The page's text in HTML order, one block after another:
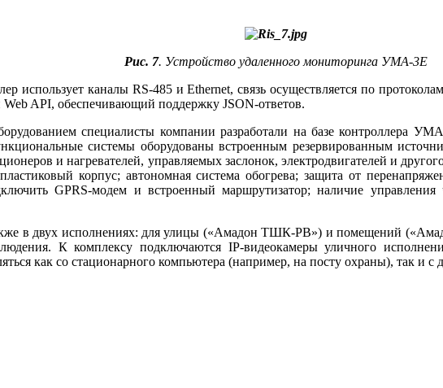
Рис. 7. Устройство удаленного мониторинга УМА‑3Е
использует каналы RS‑485 и Ethernet, связь осуществляется по
API, обеспечивающий поддержку JSON-ответов.
специалисты компании разработали на ба­зе
системы оборудованы встроенным резервированным
и нагревателей, управляемых заслонок, электродвигателей и
корпус; автономная система обогрева; защита от
GPRS-модем и встроенный маршрутизатор; наличие
в двух исполнениях: для улицы («Амадон ТШК-РВ») и помещений
К комплексу подключаются IP-видеокамеры уличного
как со стационарного компьютера (например, на посту охраны), так и с